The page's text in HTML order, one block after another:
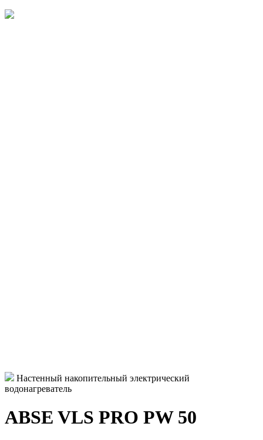
Настенный накопительный электрический
водонагреватель
ABSE VLS PRO PW 50